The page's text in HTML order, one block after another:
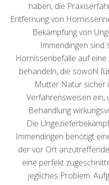
haben, die
Entfernung von
Bekämpfung von
Immendingen sind
Hornissenbefälle auf
behandeln, die sowohl
Mutter Natur sicher
Verfahrensweisen ein,
Behandlung
Die
Immendingen benötigt
der vor Ort
eine perfekt
jegliches Problem.